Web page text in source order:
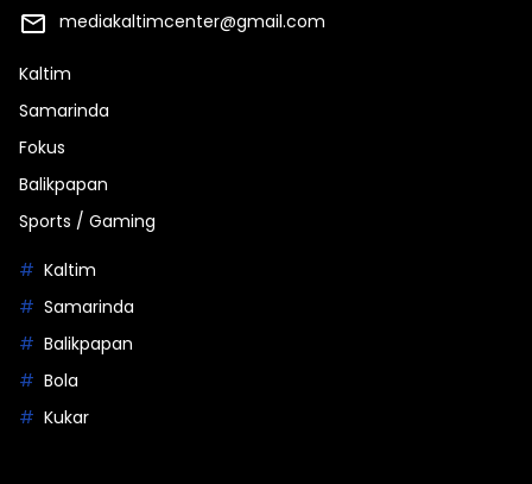
mediakaltimcenter@gmail.com
Kaltim
Samarinda
Fokus
Balikpapan
Sports / Gaming
Kaltim
Samarinda
Balikpapan
Bola
Kukar